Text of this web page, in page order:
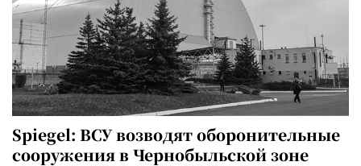
Spiegel: ВСУ возводят оборонительные
сооружения в Чернобыльской зоне